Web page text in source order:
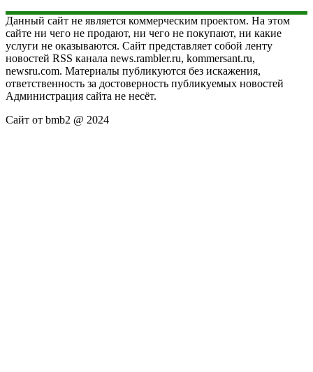
Данный сайт не является коммерческим проектом. На этом
сайте ни чего не продают, ни чего не покупают, ни какие
услуги не оказываются. Сайт представляет собой ленту
новостей RSS канала news.rambler.ru, kommersant.ru,
newsru.com. Материалы публикуются без искажения,
ответственность за достоверность публикуемых новостей
Администрация сайта не несёт.
Сайт от bmb2 @ 2024